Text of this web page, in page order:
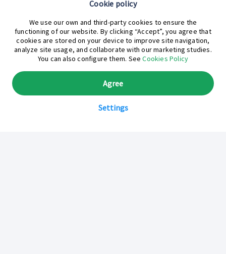
¿En qué podemos ayudarte hoy?
Cookie policy
We use our own and third-party cookies to ensure the
functioning of our website. By clicking “Accept”, you agree that
cookies are stored on your device to improve site navigation,
analyze site usage, and collaborate with our marketing studies.
You can also configure them. SeeCookies Policy
Settings
Agree